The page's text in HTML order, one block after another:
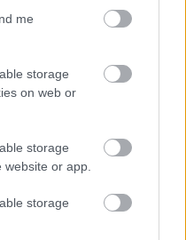
me
storage
on web or
storage
or app.
storage